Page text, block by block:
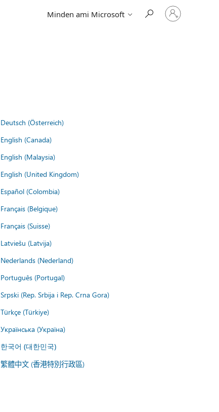
Minden ami Microsoft
Jelentkezzen
be
Deutsch (Österreich)
English (Canada)
English (Malaysia)
English (United Kingdom)
Español (Colombia)
Français (Belgique)
Français (Suisse)
Latviešu (Latvija)
Nederlands (Nederland)
Português (Portugal)
Srpski (Rep. Srbija i Rep. Crna Gora)
Türkçe (Türkiye)
Українська (Україна)
한국어 (대한민국)
繁體中文 (香港特別行政區)